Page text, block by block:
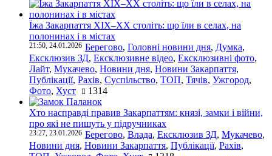
Їжа Закарпаття ХІХ–ХХ століть: що їли в селах, на
полонинах і в містах
21:50, 24.01.2026 Берегово, Головні новини дня, Думка,
Ексклюзив ЗД, Ексклюзивне відео, Ексклюзивні фото,
Лайт, Мукачево, Новини дня, Новини Закарпаття,
Публікації, Рахів, Суспільство, ТОП, Тячів, Ужгород,
Фото, Хуст 1314
Хто насправді правив Закарпаттям: князі, замки і війни,
про які не пишуть у підручниках
23:27, 23.01.2026 Берегово, Влада, Ексклюзив ЗД, Мукачево,
Новини дня, Новини Закарпаття, Публікації, Рахів,